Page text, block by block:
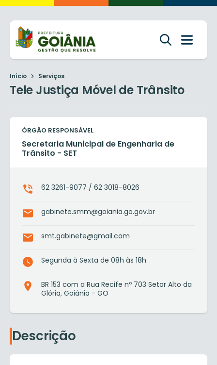
Início Serviços
Tele Justiça Móvel de Trânsito
ÓRGÃO RESPONSÁVEL
Secretaria Municipal de Engenharia de
Trânsito - SET
62 3261-9077 / 62 3018-8026
gabinete.smm@goiania.go.gov.br
smt.gabinete@gmail.com
Segunda à Sexta de 08h às 18h
BR 153 com a Rua Recife nº 703 Setor Alto da
Glória, Goiânia - GO
Descrição